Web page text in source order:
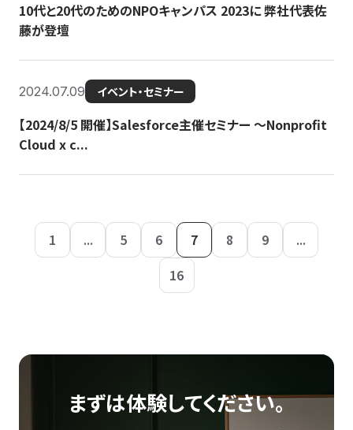
10代と20代のためのNPOキャンパス 2023に 弊社代表佐
藤が登壇
2024.07.09 イベント・セミナー
【2024/8/5 開催】Salesforce主催セミナー 〜Nonprofit
Cloud x c...
1 ... 5 6 7 8 9
...
16
まずは体験してください。